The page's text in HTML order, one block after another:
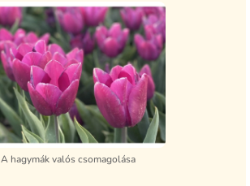
A hagymák valós csomagolása